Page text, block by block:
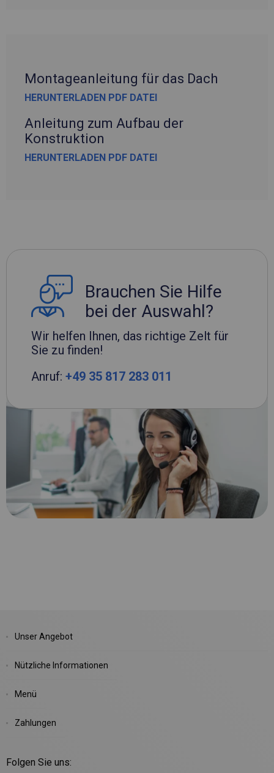
Montageanleitung für das Dach
HERUNTERLADEN PDF DATEI
Anleitung zum Aufbau der
Konstruktion
HERUNTERLADEN PDF DATEI
Brauchen Sie Hilfe
bei der Auswahl?
Wir helfen Ihnen, das richtige Zelt für
Sie zu finden!
Anruf: +49 35 817 283 011
Unser Angebot
Nützliche Informationen
Menü
Zahlungen
Folgen Sie uns: